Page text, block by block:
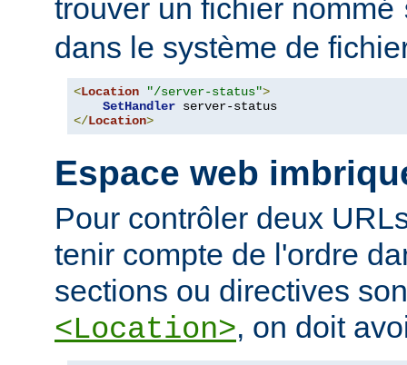
trouver un fichier nommé
dans le système de
<Location "/server-status">
SetHandler
</Location>
Espace web
Pour contrôler deux
tenir compte de l'ordre
sections ou directives
<Location>, on doit